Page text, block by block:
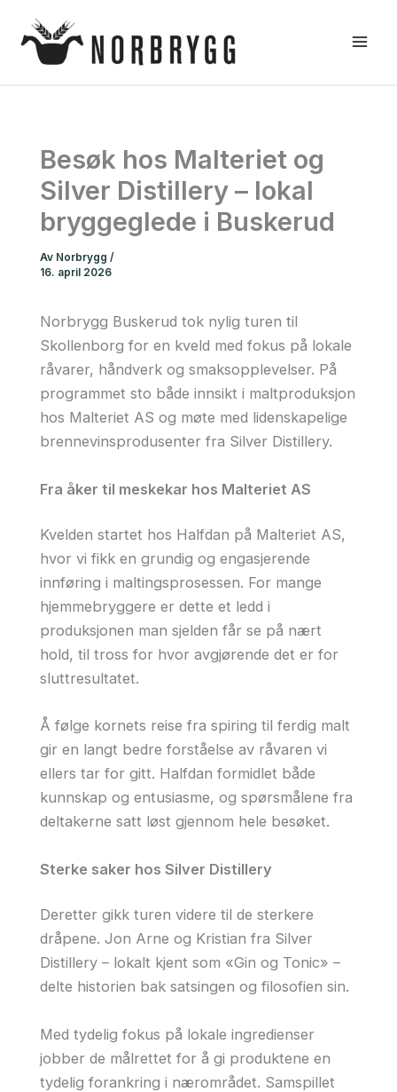
rett
Besøk hos Malteriet og
Silver Distillery – lokal
bryggeglede i Buskerud
Av Norbrygg /
16. april 2026
Norbrygg Buskerud tok nylig turen til
Skollenborg for en kveld med fokus på lokale
råvarer, håndverk og smaksopplevelser. På
programmet sto både innsikt i maltproduksjon
hos Malteriet AS og møte med lidenskapelige
brennevinsprodusenter fra Silver Distillery.
Fra åker til meskekar hos Malteriet AS
Kvelden startet hos Halfdan på Malteriet AS,
hvor vi fikk en grundig og engasjerende
innføring i maltingsprosessen. For mange
hjemmebryggere er dette et ledd i
produksjonen man sjelden får se på nært
hold, til tross for hvor avgjørende det er for
sluttresultatet.
Å følge kornets reise fra spiring til ferdig malt
gir en langt bedre forståelse av råvaren vi
ellers tar for gitt. Halfdan formidlet både
kunnskap og entusiasme, og spørsmålene fra
deltakerne satt løst gjennom hele besøket.
Sterke saker hos Silver Distillery
Deretter gikk turen videre til de sterkere
dråpene. Jon Arne og Kristian fra Silver
Distillery – lokalt kjent som «Gin og Tonic» –
delte historien bak satsingen og filosofien sin.
Med tydelig fokus på lokale ingredienser
jobber de målrettet for å gi produktene en
tydelig forankring i nærområdet. Samspillet